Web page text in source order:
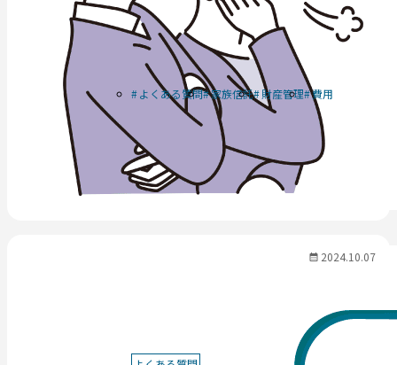
よくある質問 家族信託 財産管理 費用
2024.10.07